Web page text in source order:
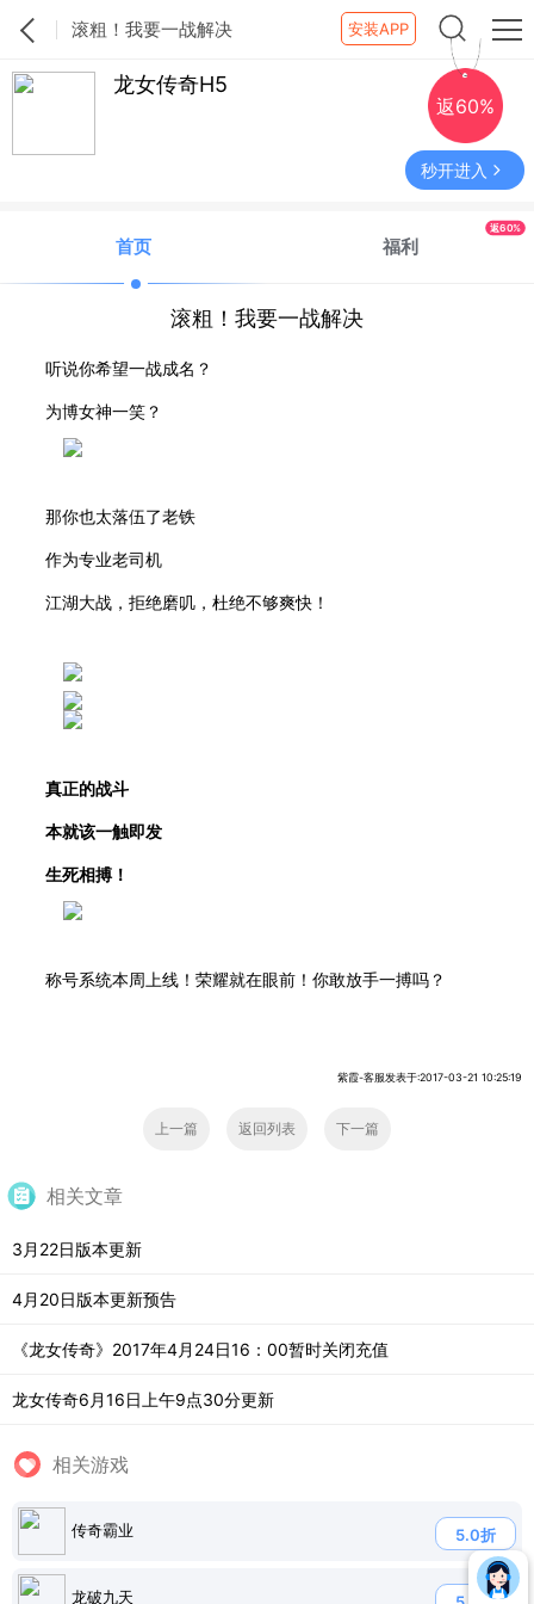
滚粗！我要一战解决 安装APP
龙女传奇H5
返60%
秒开进入
首页 福利
返60%
滚粗！我要一战解决
听说你希望一战成名 ？
为博女神一笑 ？
那你也太落伍了老铁
作为专业老司机
江湖大战 ， 拒绝磨叽 ， 杜绝不够爽快 ！
真正的战斗
本就该一触即发
生死相搏！
称号系统本周上线！荣耀就在眼前！你敢放手一搏吗？
紫霞-客服发表于:2017-03-21 10:25:19
上一篇 返回列表 下一篇
相关文章
3月22日版本更新
4月20日版本更新预告
《龙女传奇》2017年4月24日16：00暂时关闭充值
龙女传奇6月16日上午9点30分更新
相关游戏
传奇霸业 5.0折
龙破九天